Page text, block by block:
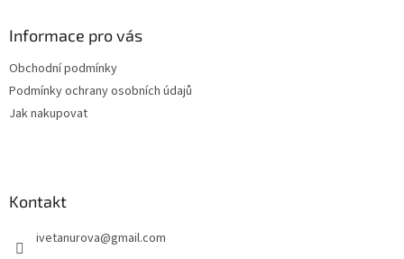
Informace pro vás
Obchodní podmínky
Podmínky ochrany osobních údajů
Jak nakupovat
Kontakt
ivetanurova@gmail.com